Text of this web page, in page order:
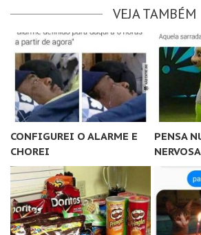
VEJA TAMBÉM
CONFIGUREI O ALARME E
CHOREI
PENSA
NERVOSA